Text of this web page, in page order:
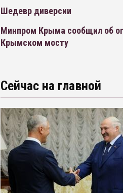
Шедевр диверсии
Минпром Крыма сообщил об
Крымском мосту
Сейчас на главной